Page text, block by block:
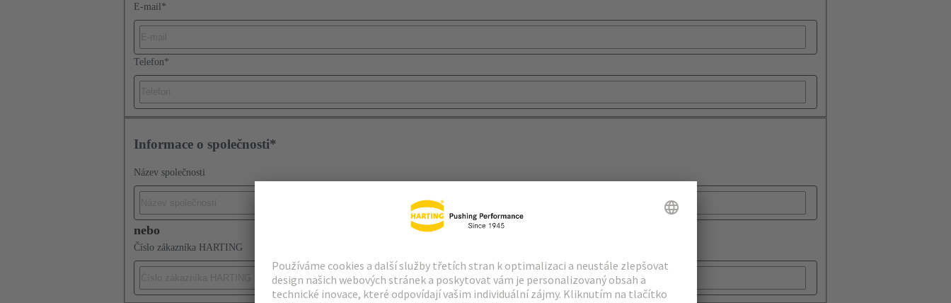
E-mail *
Telefon*
Informace o společnosti*
Název společnosti
nebo
Číslo zákazníka HARTING